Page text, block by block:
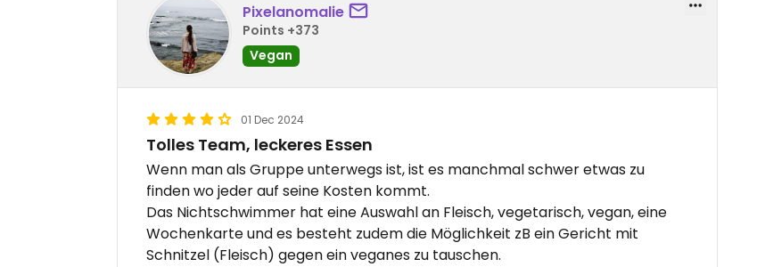
Pixelanomalie
Points +373
Vegan
01 Dec 2024
Tolles Team, leckeres Essen
Wenn man als Gruppe unterwegs ist, ist es manchmal schwer etwas zu
finden wo jeder auf seine Kosten kommt.
Das Nichtschwimmer hat eine Auswahl an Fleisch, vegetarisch, vegan, eine
Wochenkarte und es besteht zudem die Möglichkeit zB ein Gericht mit
Schnitzel (Fleisch) gegen ein veganes zu tauschen.